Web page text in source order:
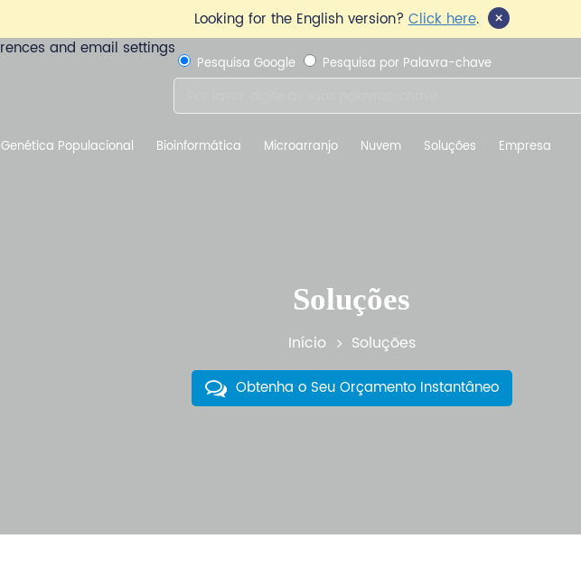
Looking for the English version?Click here. ×
Pesquisa Google Pesquisa por Palavra-chave
Genética Populacional Bioinformática Microarranjo Nuvem Soluções Empresa
Soluções
Início Soluções
Obtenha o Seu Orçamento Instantâneo